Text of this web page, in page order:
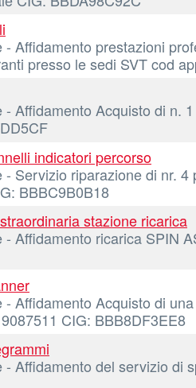
Affidamento prestazioni
presso le sedi SVT cod
Affidamento Acquisto di n.
indicatori percorso
Servizio riparazione di nr.
BBBC9B0B18
stazione ricarica
Affidamento ricarica SPIN
Affidamento Acquisto di
CIG: BBB8DF3EE8
Affidamento del servizio